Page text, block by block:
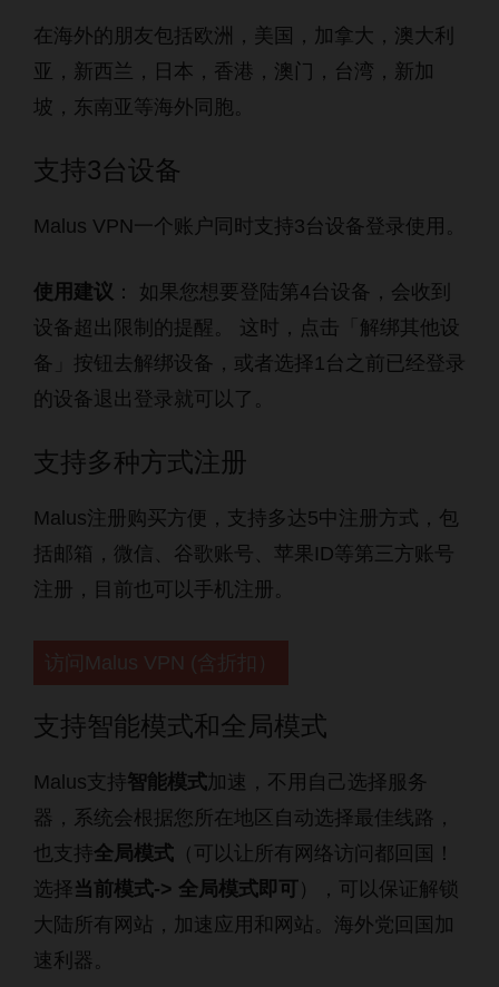
在海外的朋友包括欧洲，美国，加拿大，澳大利
亚，新西兰，日本，香港，澳门，台湾，新加
坡，东南亚等海外同胞。
支持3台设备
Malus VPN一个账户同时支持3台设备登录使用。
使用建议 ： 如果您想要登陆第4台设备，会收到
设备超出限制的提醒。 这时，点击「解绑其他设
备」按钮去解绑设备，或者选择1台之前已经登录
的设备退出登录就可以了。
支持多种方式注册
Malus注册购买方便，支持多达5中注册方式，包
括邮箱，微信、谷歌账号、苹果ID等第三方账号
注册，目前也可以手机注册。
访问Malus VPN (含折扣）
支持智能模式和全局模式
Malus支持智能模式加速，不用自己选择服务
器，系统会根据您所在地区自动选择最佳线路，
也支持全局模式 （可以让所有网络访问都回国！
选择 当前模式-> 全局模式即可 ），可以保证解锁
大陆所有网站，加速应用和网站。海外党回国加
速利器。